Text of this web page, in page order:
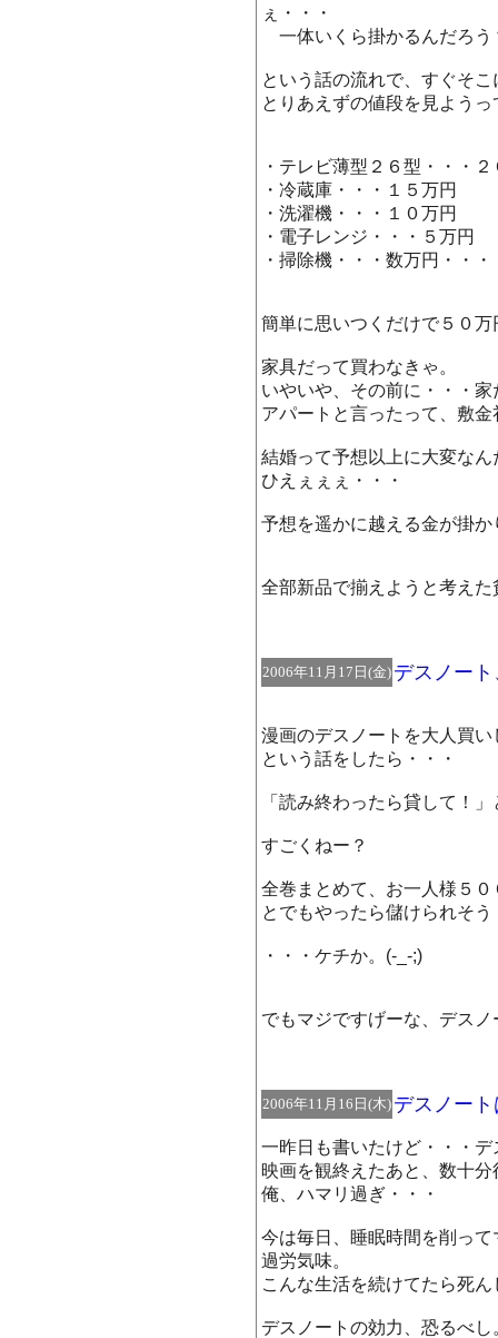
ぇ・・・
一体いくら掛かるんだろう
という話の流れで、すぐそ
とりあえずの値段を見ようっ
・テレビ薄型２６型・・・２
・冷蔵庫・・・１５万円
・洗濯機・・・１０万円
・電子レンジ・・・５万円
・掃除機・・・数万円・・・
簡単に思いつくだけで５０万
家具だって買わなきゃ。
いやいや、その前に・・・家
アパートと言ったって、敷
結婚って予想以上に大変な
ひえぇぇぇ・・・
予想を遥かに越える金が掛
全部新品で揃えようと考え
2006年11月17日(金) デスノー
漫画のデスノートを大人買い
という話をしたら・・・
「読み終わったら貸して！
すごくねー？
全巻まとめて、お一人様５
とでもやったら儲けられそう
・・・ケチか。(-_-;)
でもマジですげーな、デスノ
2006年11月16日(木) デスノー
一昨日も書いたけど・・・
映画を観終えたあと、数十
俺、ハマリ過ぎ・・・
今は毎日、睡眠時間を削っ
過労気味。
こんな生活を続けてたら死
デスノートの効力、恐る